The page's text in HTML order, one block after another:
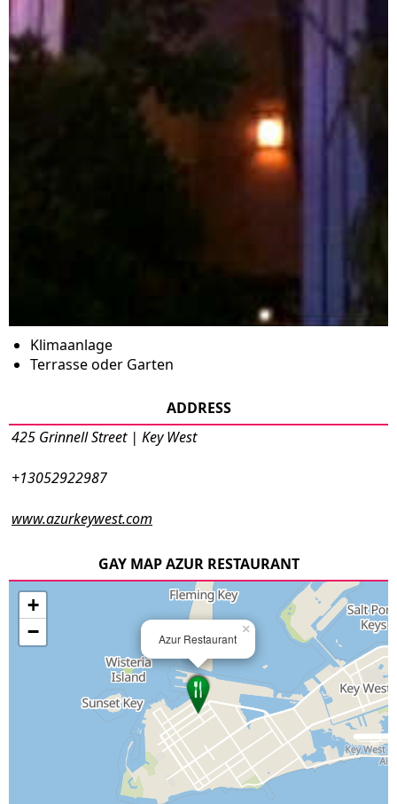
Klimaanlage
Terrasse oder Garten
ADDRESS
425 Grinnell Street | Key West
+13052922987
www.azurkeywest.com
GAY MAP AZUR RESTAURANT
Azur Restaurant
×
+
−